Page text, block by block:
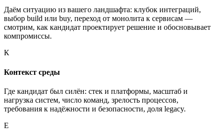
Даём ситуацию из вашего ландшафта: клубок интеграций,
выбор build или buy, переход от монолита к сервисам —
смотрим, как кандидат проектирует решение и обосновывает
компромиссы.
К
Контекст среды
Где кандидат был силён: стек и платформы, масштаб и
нагрузка систем, число команд, зрелость процессов,
требования к надёжности и безопасности, доля legacy.
Е